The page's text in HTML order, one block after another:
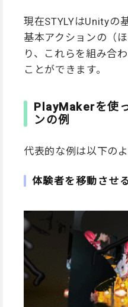
現在STYLYはUnityの
基本アクションの（
り、これらを組み合
ことができます。
PlayMakerを使
ンの例
代表的な例は以下の
体験者を移動させる